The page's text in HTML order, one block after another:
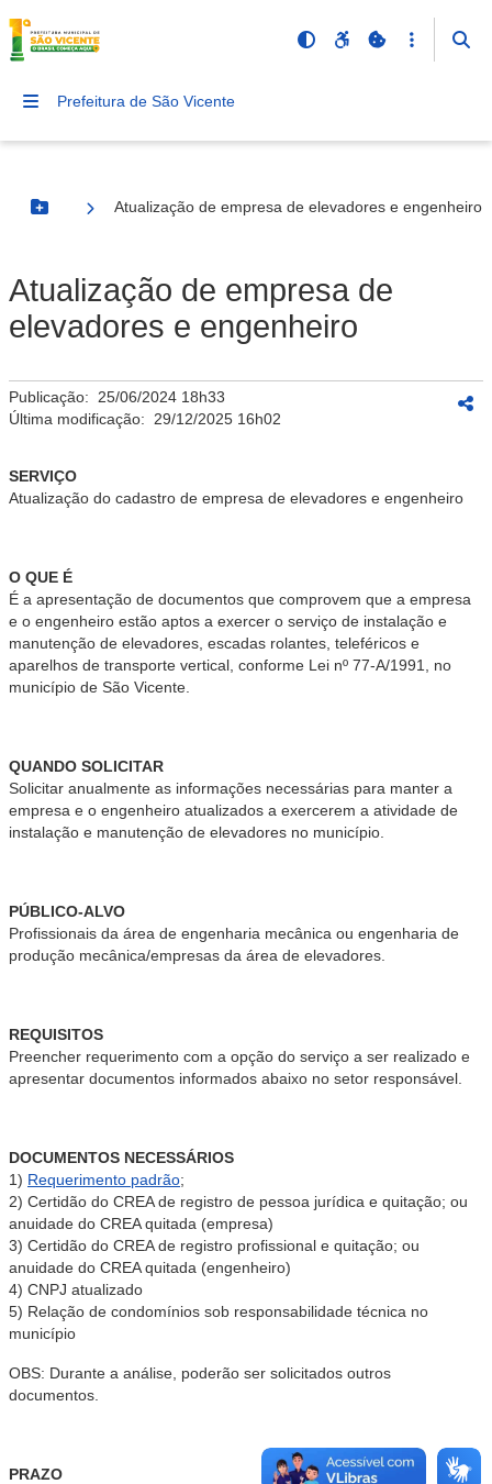
Prefeitura de São Vicente
Botão Menu
Atualização de empresa de elevadores e engenheiro
Atualização de empresa de
elevadores e engenheiro
Publicação: 25/06/2024 18h33
Última modificação: 29/12/2025 16h02
SERVIÇO
Atualização do cadastro de empresa de elevadores e engenheiro
O QUE É
É a apresentação de documentos que comprovem que a empresa
e o engenheiro estão aptos a exercer o serviço de instalação e
manutenção de elevadores, escadas rolantes, teleféricos e
aparelhos de transporte vertical, conforme Lei nº 77-A/1991, no
município de São Vicente.
QUANDO SOLICITAR
Solicitar anualmente as informações necessárias para manter a
empresa e o engenheiro atualizados a exercerem a atividade de
instalação e manutenção de elevadores no município.
PÚBLICO-ALVO
Profissionais da área de engenharia mecânica ou engenharia de
produção mecânica/empresas da área de elevadores.
REQUISITOS
Preencher requerimento com a opção do serviço a ser realizado e
apresentar documentos informados abaixo no setor responsável.
DOCUMENTOS NECESSÁRIOS
1) Requerimento padrão;
2) Certidão do CREA de registro de pessoa jurídica e quitação; ou
anuidade do CREA quitada (empresa)
3) Certidão do CREA de registro profissional e quitação; ou
anuidade do CREA quitada (engenheiro)
4) CNPJ atualizado
5) Relação de condomínios sob responsabilidade técnica no
município
OBS: Durante a análise, poderão ser solicitados outros
documentos.
PRAZO